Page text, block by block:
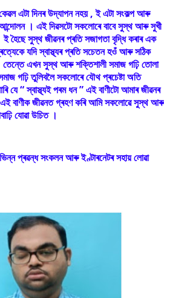
এটা দিনৰ উদ্‌যাপন নহয় , ই এটা সংকল্প আৰু
আন্দোলন । এই দিৱসটো সকলোৰে বাবে সুস্থ আৰু সুখী
ই হৈছে সুস্থ জীৱনৰ প্ৰতি সজাগতা বৃদ্ধি কৰাৰ এক
যদি স্বাস্থ্যৰ প্ৰতি সচেতন হওঁ আৰু সঠিক
এখন সুস্থ আৰু শক্তিশালী সমাজ গঢ়ি তোলা
গঢ়ি তুলিবলৈ সকলোৰে যৌথ প্ৰচেষ্টা অতি
যে “ স্বাস্থ্যই পৰম ধন ” এই বাণীটো আমাৰ জীৱনৰ
বাণীক জীৱনত গ্ৰহণ কৰি আমি সকলোৱে সুস্থ আৰু
যোৱা উচিত ।
প্ৰৱন্ধ সংকলন আৰু ইণ্টাৰনেটৰ সহায় লোৱা